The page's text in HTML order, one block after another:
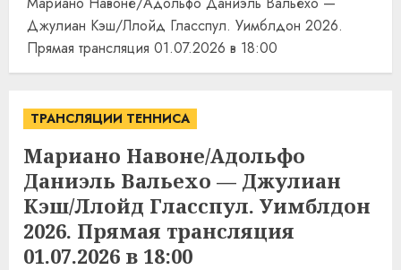
Джулиан Кэш/Ллойд Гласспул. Уимблдон 2026.
Прямая трансляция 01.07.2026 в 18:00
ТРАНСЛЯЦИИ ТЕННИСА
Мариано Навоне/Адольфо
Даниэль Вальехо — Джулиан
Кэш/Ллойд Гласспул. Уимблдон
2026. Прямая трансляция
01.07.2026 в 18:00